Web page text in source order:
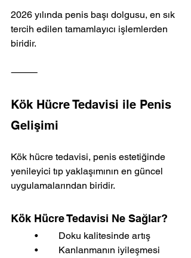
2026 yılında penis başı dolgusu, en sık
tercih edilen tamamlayıcı işlemlerden
biridir.
⸻
Kök Hücre Tedavisi ile Penis
Gelişimi
Kök hücre tedavisi, penis estetiğinde
yenileyici tıp yaklaşımının en güncel
uygulamalarından biridir.
Kök Hücre Tedavisi Ne Sağlar?
	•	Doku kalitesinde artış
	•	Kanlanmanın iyileşmesi